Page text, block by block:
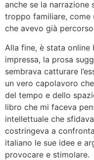
anche se la narrazione
troppo familiare, come
che avevo già
Alla fine, è stata
impressa, la prosa
sembrava catturare
un vero capolavoro
del tempo e dello
libro che mi faceva
intellettuale che
costringeva a
italiano le sue idee e
provocare e stimolare.